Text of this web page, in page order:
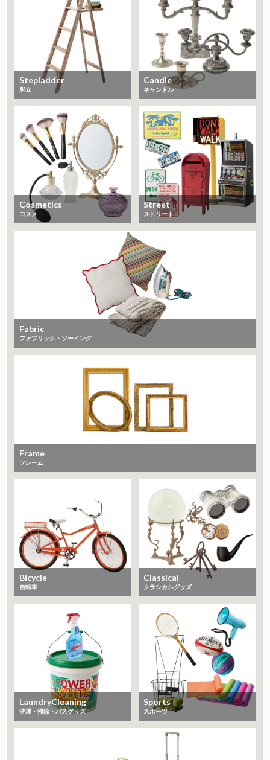
Stepladder
脚立
Candle
キャンドル
Cosmetics
コスメ
Street
ストリート
Fabric
ファブリック・ソーイング
Frame
フレーム
Bicycle
自転車
Classical
クラシカルグッズ
LaundryCleaning
洗濯・掃除・バスグッズ
Sports
スポーツ